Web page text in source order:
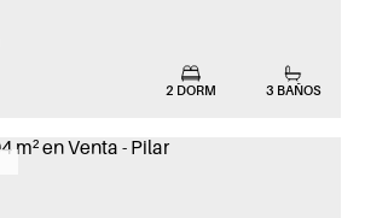
2 DORM 3 BAÑOS